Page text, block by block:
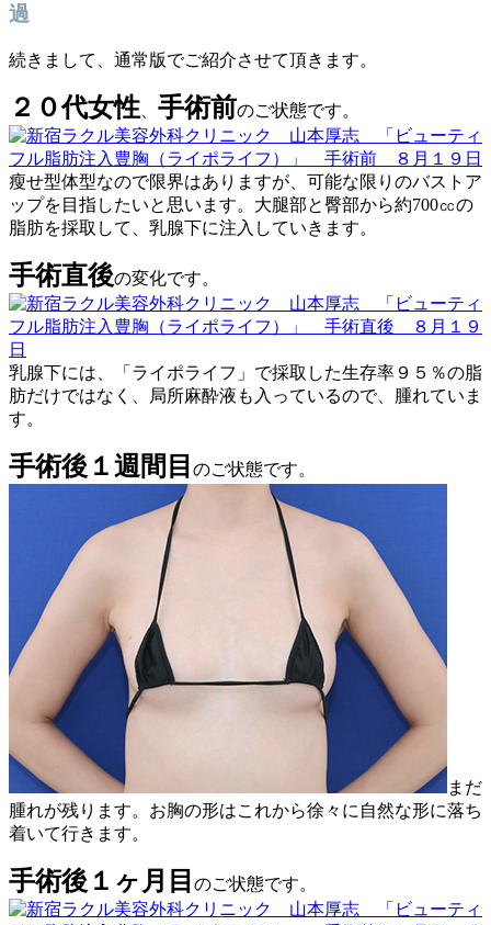
過
続きまして、通常版でご紹介させて頂きます。
２０代女性 手術前のご状態です。
瘦せ型体型なので限界はありますが、可能な限りのバストア
ップを目指したいと思います。大腿部と臀部から約700㏄の
脂肪を採取して、乳腺下に注入していきます。
手術直後の変化です。
乳腺下には、「ライポライフ」で採取した生存率９５％の脂
肪だけではなく、局所麻酔液も入っているので、腫れていま
す。
手術後１週間目 のご状態です。
まだ
腫れが残ります。お胸の形はこれから徐々に自然な形に落ち
着いて行きます。
手術後１ヶ月目 のご状態です。